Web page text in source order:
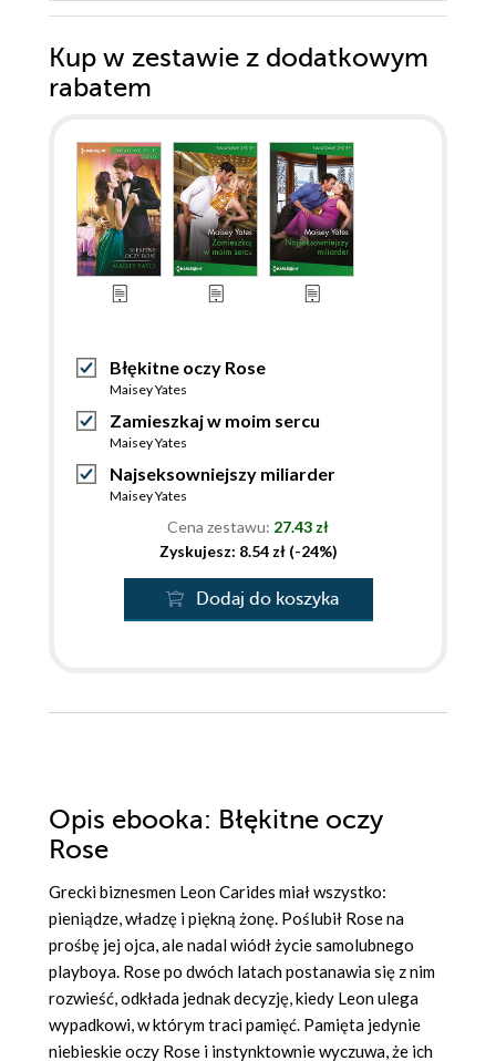
Kup w zestawie z dodatkowym
rabatem
Błękitne oczy Rose
Maisey Yates
Zamieszkaj w moim sercu
Maisey Yates
Najseksowniejszy miliarder
Maisey Yates
Cena zestawu: 27.43 zł
Zyskujesz: 8.54 zł (-24%)
Dodaj do koszyka
Opis ebooka: Błękitne oczy
Rose
Grecki biznesmen Leon Carides miał wszystko:
pieniądze, władzę i piękną żonę. Poślubił Rose na
prośbę jej ojca, ale nadal wiódł życie samolubnego
playboya. Rose po dwóch latach postanawia się z nim
rozwieść, odkłada jednak decyzję, kiedy Leon ulega
wypadkowi, w którym traci pamięć. Pamięta jedynie
niebieskie oczy Rose i instynktownie wyczuwa, że ich